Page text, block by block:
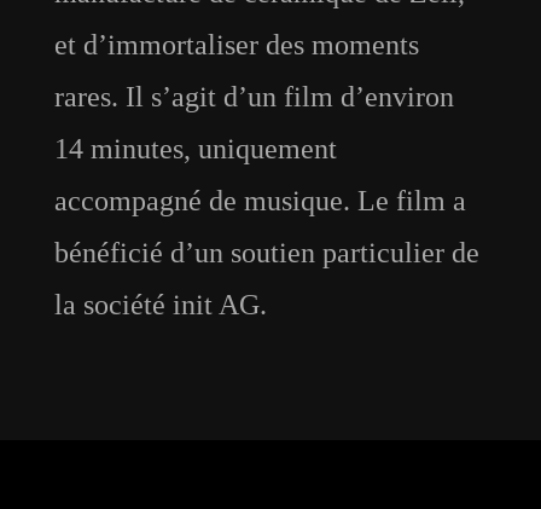
et d’immortaliser des moments
rares. Il s’agit d’un film d’environ
14 minutes, uniquement
accompagné de musique. Le film a
bénéficié d’un soutien particulier de
la société init AG.